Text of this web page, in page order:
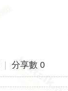
分享數 0